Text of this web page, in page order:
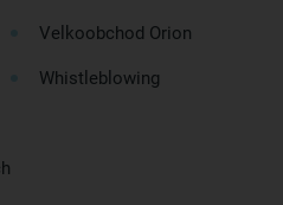
Velkoobchod Orion
Whistleblowing